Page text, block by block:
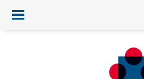
Ouvrir/fermer le menu